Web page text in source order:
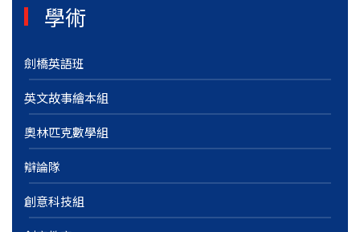
學術
劍橋英語班
英文故事繪本組
奧林匹克數學組
辯論隊
創意科技組